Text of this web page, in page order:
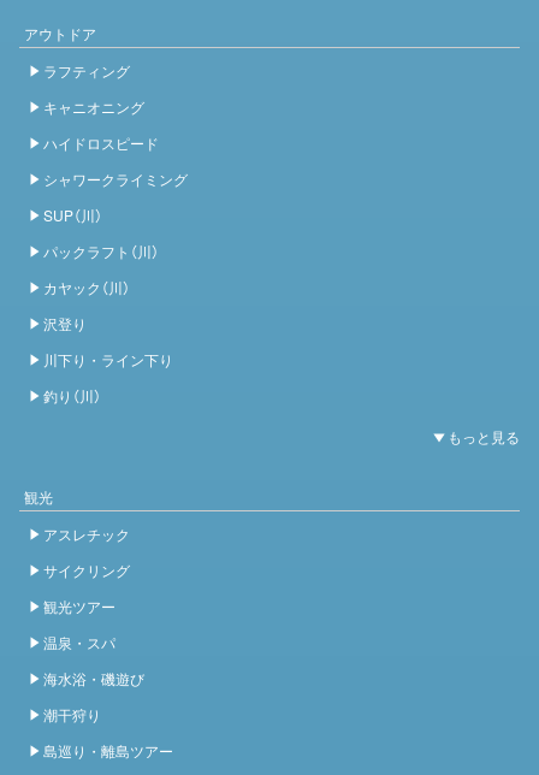
アウトドア
ラフティング
キャニオニング
ハイドロスピード
シャワークライミング
SUP（川）
パックラフト（川）
カヤック（川）
沢登り
川下り・ライン下り
釣り（川）
観光
アスレチック
サイクリング
観光ツアー
温泉・スパ
海水浴・磯遊び
潮干狩り
島巡り・離島ツアー